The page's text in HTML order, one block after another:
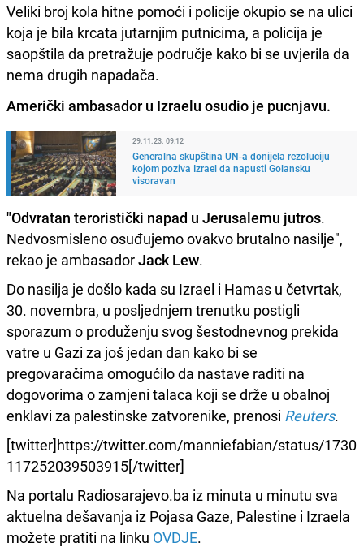
Veliki broj kola hitne pomoći i policije okupio se na ulici
koja je bila krcata jutarnjim putnicima, a policija je
saopštila da pretražuje područje kako bi se uvjerila da
nema drugih napadača.
Američki ambasador u Izraelu osudio je pucnjavu.
29.11.23. 09:12
Generalna skupština UN-a donijela rezoluciju
kojom poziva Izrael da napusti Golansku
visoravan
"Odvratan teroristički napad u Jerusalemu jutros.
Nedvosmisleno osuđujemo ovakvo brutalno nasilje",
rekao je ambasadorJack Lew.
Do nasilja je došlo kada su Izrael i Hamas u četvrtak,
30. novembra, u posljednjem trenutku postigli
sporazum o produženju svog šestodnevnog prekida
vatre u Gazi za još jedan dan kako bi se
pregovaračima omogućilo da nastave raditi na
dogovorima o zamjeni talaca koji se drže u obalnoj
enklavi za palestinske zatvorenike, prenosi Reuters.
[twitter]https://twitter.com/manniefabian/status/1730
117252039503915[/twitter]
Na portalu Radiosarajevo.ba iz minuta u minutu sva
aktuelna dešavanja iz Pojasa Gaze, Palestine i Izraela
možete pratiti na linku OVDJE.